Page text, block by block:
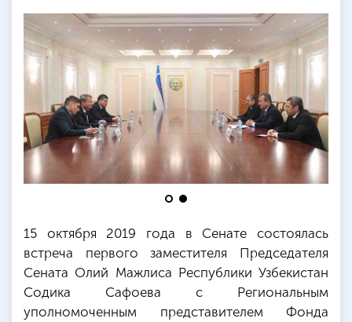
15 октября 2019 года в Сенате состоялась
встреча первого заместителя Председателя
Сената Олий Мажлиса Республики Узбекистан
Содика Сафоева с Региональным
уполномоченным представителем Фонда